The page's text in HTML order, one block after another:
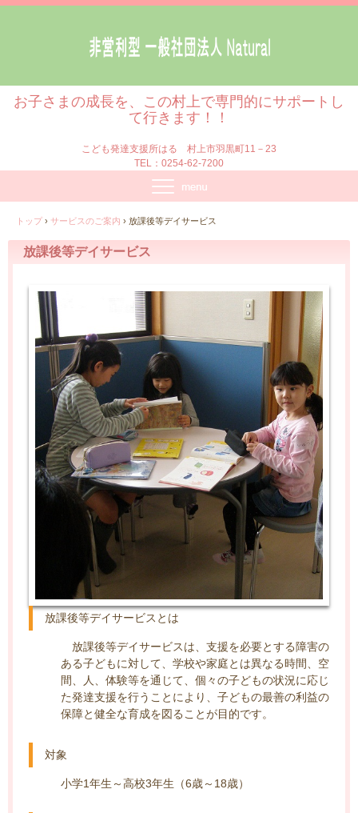
お子さまの成長を、この村上で専門的にサポートし
て行きます！！
こども発達支援所はる 村上市羽黒町11－23
TEL：0254-62-7200
トップ › サービスのご案内 › 放課後等デイサービス
放課後等デイサービス
放課後等デイサービスとは
放課後等デイサービスは、支援を必要とする障害の
ある子どもに対して、学校や家庭とは異なる時間、空
間、人、体験等を通じて、個々の子どもの状況に応じ
た発達支援を行うことにより、子どもの最善の利益の
保障と健全な育成を図ることが目的です。
対象
小学1年生～高校3年生（6歳～18歳）